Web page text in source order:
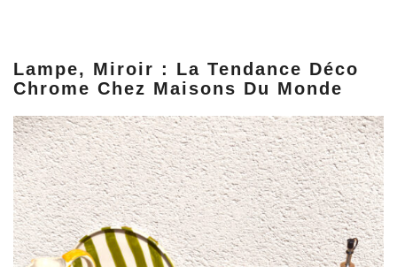
Lampe, Miroir : La Tendance Déco
Chrome Chez Maisons Du Monde